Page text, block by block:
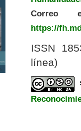
Correo
https://
ISSN
línea)